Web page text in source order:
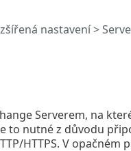
nastavení>
Serverem, na
to nutné z důvodu
HTTPS. V